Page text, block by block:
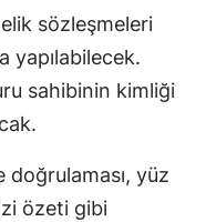
sözleşmeleri
yapılabilecek.
sahibinin kimliği
yüz
özeti gibi